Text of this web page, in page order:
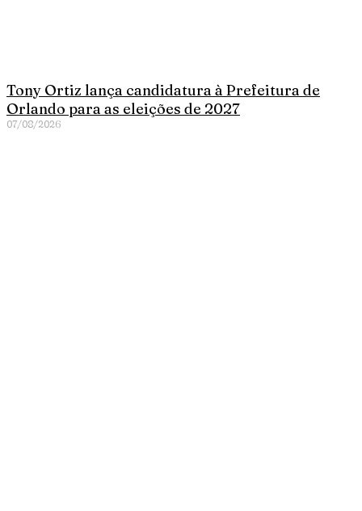
Tony Ortiz lança candidatura à Prefeitura de
Orlando para as eleições de 2027
07/08/2026